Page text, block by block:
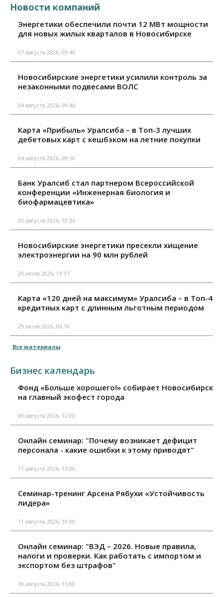
Новости компаний
Энергетики обеспечили почти 12 МВт мощности
для новых жилых кварталов в Новосибирске
07 августа 2026, 09:40
Новосибирские энергетики усилили контроль за
незаконными подвесами ВОЛС
04 августа 2026, 09:46
Карта «Прибыль» Уралсиба – в Топ-3 лучших
дебетовых карт с кешбэком на летние покупки
04 августа 2026, 09:10
Банк Уралсиб стал партнером Всероссийской
конференции «Инженерная биология и
биофармацевтика»
03 августа 2026, 10:53
Новосибирские энергетики пресекли хищение
электроэнергии на 90 млн рублей
29 июля 2026, 13:37
Карта «120 дней на максимум» Уралсиба – в Топ-4
кредитных карт с длинным льготным периодом
29 июля 2026, 09:10
Все материалы
Бизнес календарь
Фонд «Больше хорошего!» собирает Новосибирск
на главный экофест города
09 августа 2026, 12:00
Онлайн семинар: "Почему возникает дефицит
персонала - какие ошибки к этому приводят"
11 августа 2026, 15:00
Семинар-тренинг Арсена Рябухи «Устойчивость
лидера»
11 августа 2026, 10:00
Онлайн семинар: "ВЭД – 2026. Новые правила,
налоги и проверки. Как работать с импортом и
экспортом без штрафов"
18 августа 2026, 15:00